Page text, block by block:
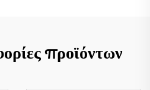
προϊόντων